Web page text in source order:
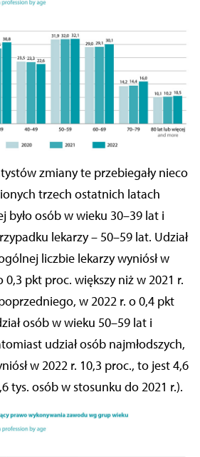
zmiany te przebiegały nieco
trzech ostatnich latach
było osób w wieku 30–39 lat i
lekarzy – 50–59 lat. Udział
liczbie lekarzy wyniósł w
0,3 pkt proc. większy niż w 2021 r.
w 2022 r. o 0,4 pkt
osób w wieku 50–59 lat i
udział osób najmłodszych,
w 2022 r. 10,3 proc., to jest 4,6
tys. osób w stosunku do 2021 r.).